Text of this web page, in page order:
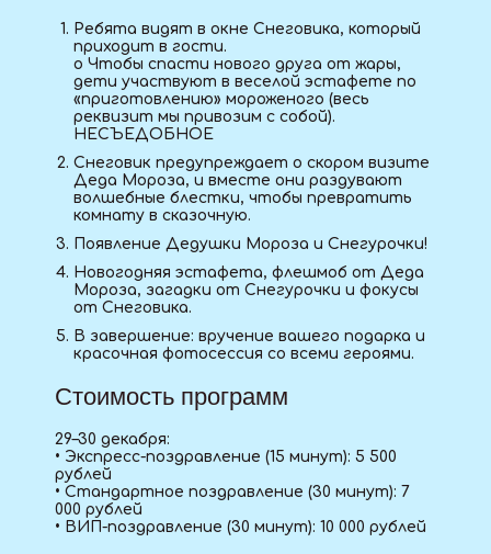
Ребята видят в окне Снеговика, который
приходит в гости.
o Чтобы спасти нового друга от жары,
дети участвуют в веселой эстафете по
«приготовлению» мороженого (весь
реквизит мы привозим с собой).
НЕСЪЕДОБНОЕ
Снеговик предупреждает о скором визите
Деда Мороза, и вместе они раздувают
волшебные блестки, чтобы превратить
комнату в сказочную.
Появление Дедушки Мороза и Снегурочки!
Новогодняя эстафета, флешмоб от Деда
Мороза, загадки от Снегурочки и фокусы
от Снеговика.
В завершение: вручение вашего подарка и
красочная фотосессия со всеми героями.
Стоимость программ
29–30 декабря:
• Экспресс-поздравление (15 минут): 5 500
рублей
• Стандартное поздравление (30 минут): 7
000 рублей
• ВИП-поздравление (30 минут): 10 000 рублей